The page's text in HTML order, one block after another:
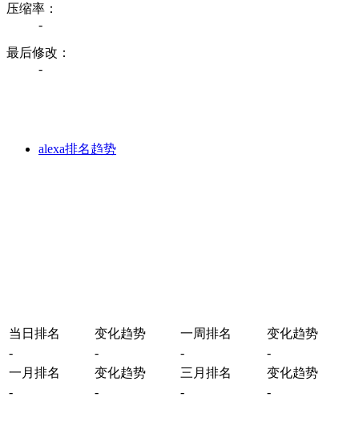
压缩率：
-
最后修改：
-
alexa排名趋势
当日排名 变化趋势 一周排名
变化趋势
-
- -
-
一月排名
变化趋势 三月排名
变化趋势
-
- - -